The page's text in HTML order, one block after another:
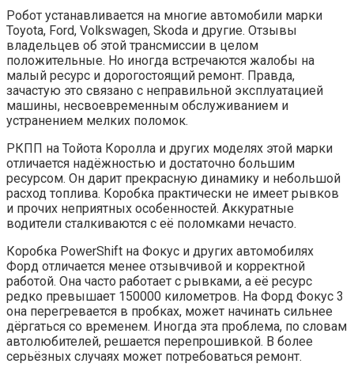
Робот устанавливается на многие автомобили марки
Toyota, Ford, Volkswagen, Skoda и другие. Отзывы
владельцев об этой трансмиссии в целом
положительные. Но иногда встречаются жалобы на
малый ресурс и дорогостоящий ремонт. Правда,
зачастую это связано с неправильной эксплуатацией
машины, несвоевременным обслуживанием и
устранением мелких поломок.
РКПП на Тойота Королла и других моделях этой марки
отличается надёжностью и достаточно большим
ресурсом. Он дарит прекрасную динамику и небольшой
расход топлива. Коробка практически не имеет рывков
и прочих неприятных особенностей. Аккуратные
водители сталкиваются с её поломками нечасто.
Коробка PowerShift на Фокус и других автомобилях
Форд отличается менее отзывчивой и корректной
работой. Она часто работает с рывками, а её ресурс
редко превышает 150000 километров. На Форд Фокус 3
она перегревается в пробках, может начинать сильнее
дёргаться со временем. Иногда эта проблема, по словам
автолюбителей, решается перепрошивкой. В более
серьёзных случаях может потребоваться ремонт.